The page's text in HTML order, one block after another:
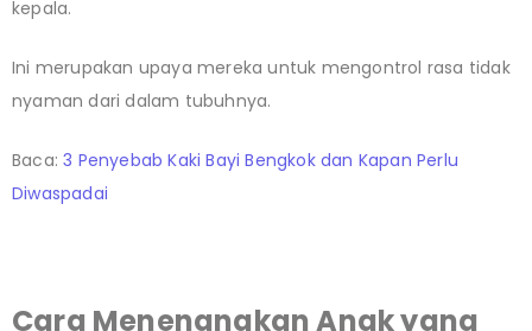
kepala.
Ini merupakan upaya mereka untuk mengontrol rasa tidak
nyaman dari dalam tubuhnya.
Baca:3 Penyebab Kaki Bayi Bengkok dan Kapan Perlu
Diwaspadai
Cara Menenangkan Anak yang